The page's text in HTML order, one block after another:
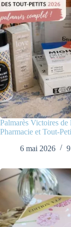
Palmarès Victoires de
Pharmacie et Tout-
6 mai 2026